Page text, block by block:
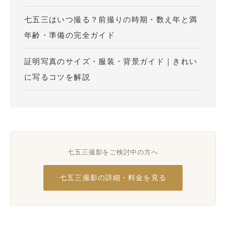
七五三はいつ撮る？前撮りの時期・数え年と満
年齢・準備の完全ガイド
証明写真のサイズ・服装・背景ガイド｜きれい
に写るコツを解説
七五三撮影をご検討中の方へ
七五三撮影の詳細・料金を見る